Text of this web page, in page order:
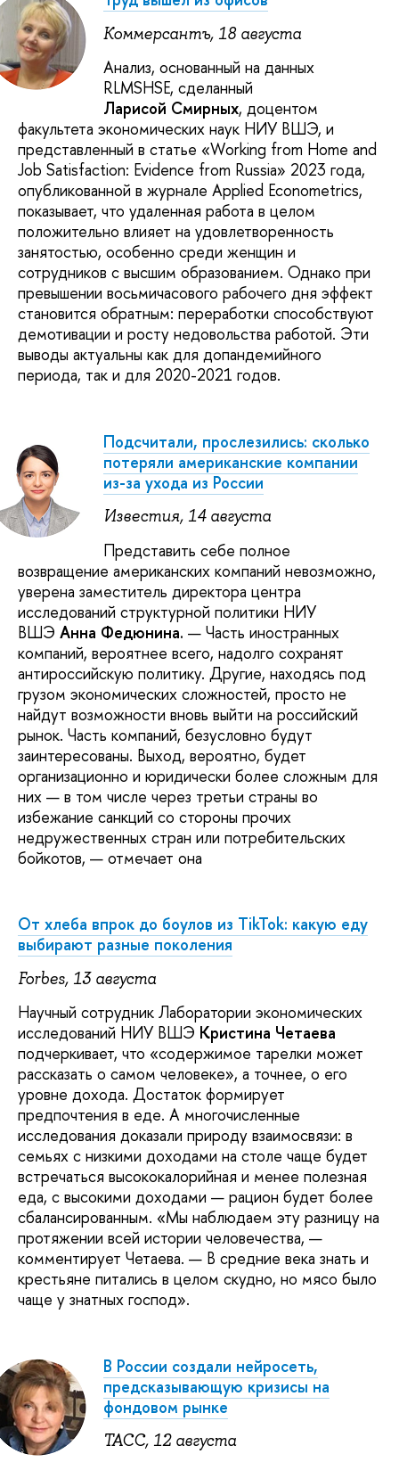
Коммерсантъ, 18 августа
Анализ, основанный на данных
RLMSHSE, сделанный
Ларисой Смирных, доцентом
факультета экономических наук НИУ ВШЭ, и
представленный в статье «Working from Home and
Job Satisfaction: Evidence from Russia» 2023 года,
опубликованной в журнале Applied Econometrics,
показывает, что удаленная работа в целом
положительно влияет на удовлетворенность
занятостью, особенно среди женщин и
сотрудников с высшим образованием. Однако при
превышении восьмичасового рабочего дня эффект
становится обратным: переработки способствуют
демотивации и росту недовольства работой. Эти
выводы актуальны как для допандемийного
периода, так и для 2020-2021 годов.
Подсчитали, прослезились: сколько
потеряли американские компании
из-за ухода из России
Известия, 14 августа
Представить себе полное
возвращение американских компаний невозможно,
уверена заместитель директора центра
исследований структурной политики НИУ
ВШЭ Анна Федюнина. — Часть иностранных
компаний, вероятнее всего, надолго сохранят
антироссийскую политику. Другие, находясь под
грузом экономических сложностей, просто не
найдут возможности вновь выйти на российский
рынок. Часть компаний, безусловно будут
заинтересованы. Выход, вероятно, будет
организационно и юридически более сложным для
них — в том числе через третьи страны во
избежание санкций со стороны прочих
недружественных стран или потребительских
бойкотов, — отмечает она
От хлеба впрок до боулов из TikTok: какую еду
выбирают разные поколения
Forbes, 13 августа
Научный сотрудник Лаборатории экономических
исследований НИУ ВШЭ Кристина Четаева
подчеркивает, что «содержимое тарелки может
рассказать о самом человеке», а точнее, о его
уровне дохода. Достаток формирует
предпочтения в еде. А многочисленные
исследования доказали природу взаимосвязи: в
семьях с низкими доходами на столе чаще будет
встречаться высококалорийная и менее полезная
еда, с высокими доходами — рацион будет более
сбалансированным. «Мы наблюдаем эту разницу на
протяжении всей истории человечества, —
комментирует Четаева. — В средние века знать и
крестьяне питались в целом скудно, но мясо было
чаще у знатных господ».
В России создали нейросеть,
предсказывающую кризисы на
фондовом рынке
ТАСС, 12 августа